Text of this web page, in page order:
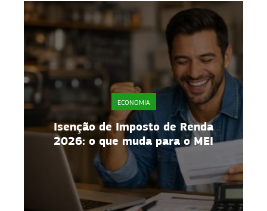
ECONOMIA
Isenção de Imposto de Renda
2026: o que muda para o MEI